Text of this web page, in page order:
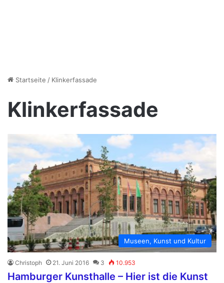
Startseite / Klinkerfassade
Klinkerfassade
Museen, Kunst und Kultur
Christoph 21. Juni 2016 3 10.953
Hamburger Kunsthalle – Hier ist die Kunst